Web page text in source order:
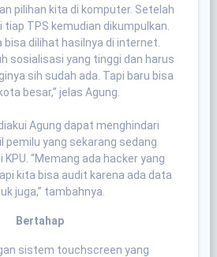
pilihan kita di komputer. Setelah
tiap TPS kemudian dikumpulkan.
bisa dilihat hasilnya di internet.
sosialisasi yang tinggi dan harus
sih sudah ada. Tapi baru bisa
besar,” jelas Agung.
Agung dapat menghindari
pemilu yang sekarang sedang
“Memang ada hacker yang
kita bisa audit karena ada data
juga,” tambahnya.
Bertahap
sistem touchscreen yang